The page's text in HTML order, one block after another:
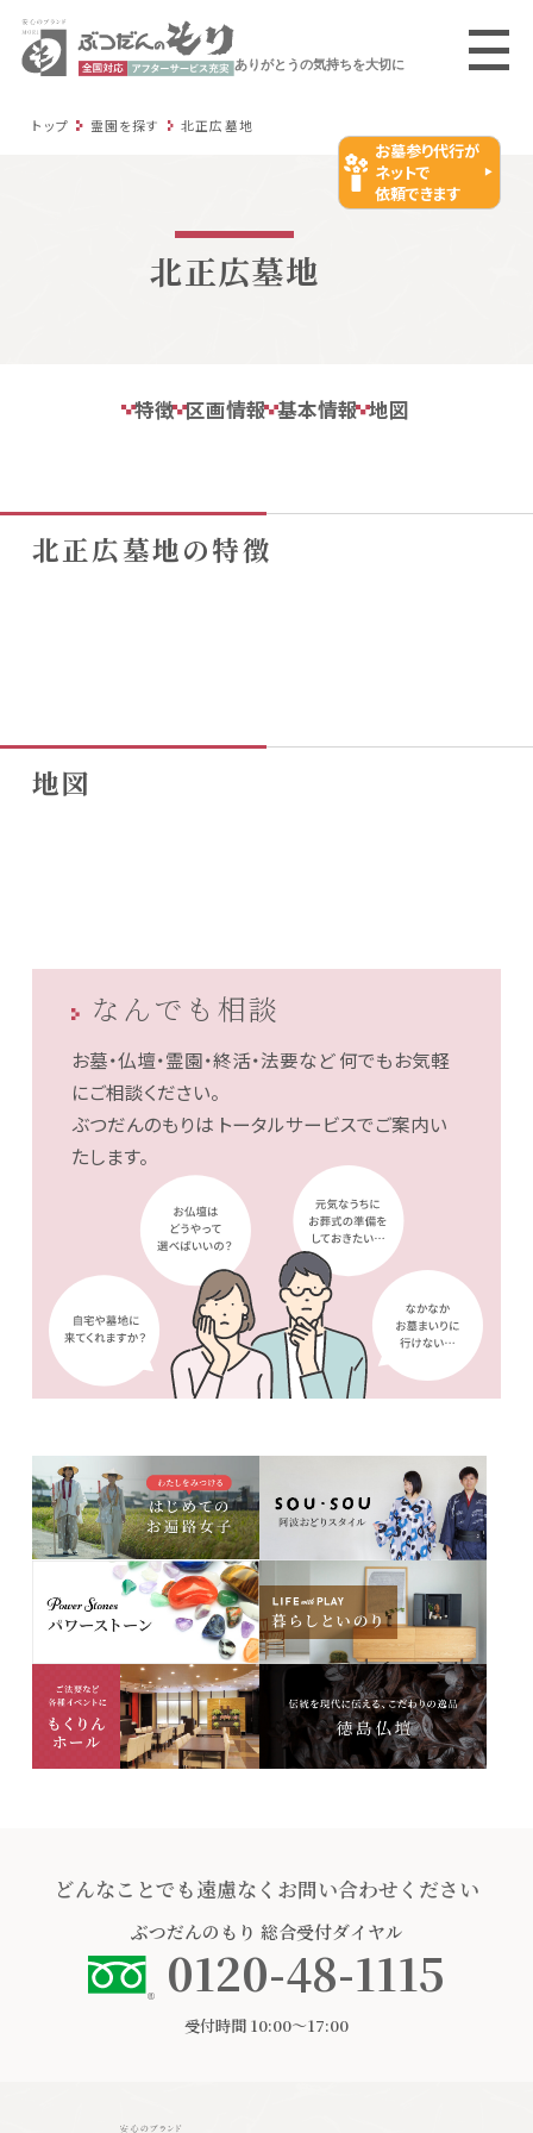
ありがとうの気持ちを大切に
トップ 霊園を探す 北正広墓地
お墓参り代行が
ネットで
依頼できます
北正広墓地
特徴 区画情報 基本情報 地図
北正広墓地の特徴
地図
なんでも相談
お墓・仏壇・霊園・終活・法要など何でもお気軽
にご相談ください。
ぶつだんのもりは トータルサービスでご案内い
たします。
どんなことでも遠慮なくお問い合わせください
ぶつだんのもり 総合受付ダイヤル
0120-48-1115
受付時間 10:00〜17:00